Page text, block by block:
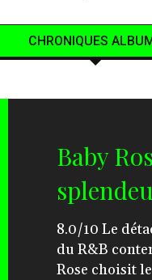
CHRONIQUES
Baby
8.0/10 Le détachement émotionnel est devenu la norme
du R&B
Rose choisit